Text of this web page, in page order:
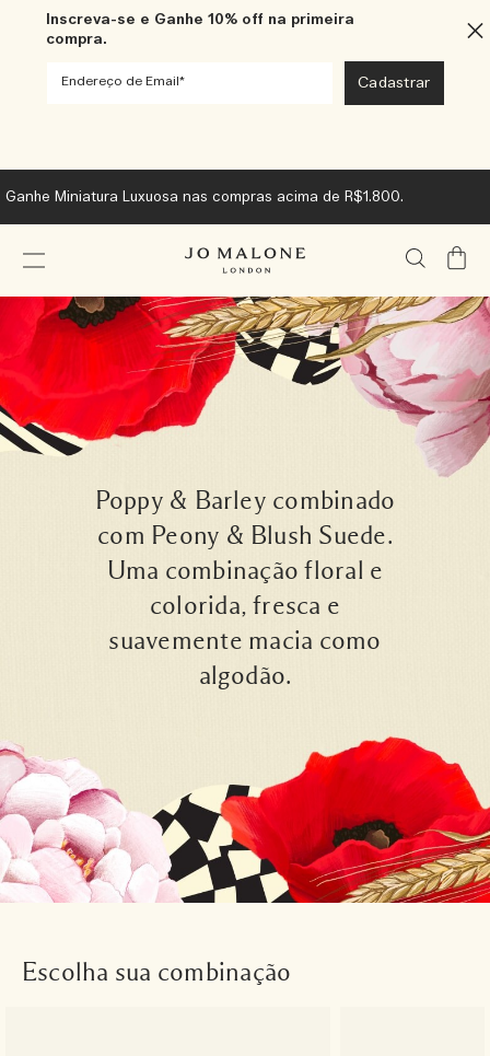
Inscreva-se e Ganhe 10% off na primeira
compra.
Ganhe Miniatura Luxuosa nas compras acima de R$1.800.
Meu
Poppy & Barley combinado
com Peony & Blush Suede.
Uma combinação floral e
colorida, fresca e
suavemente macia como
algodão.
Escolha sua combinação